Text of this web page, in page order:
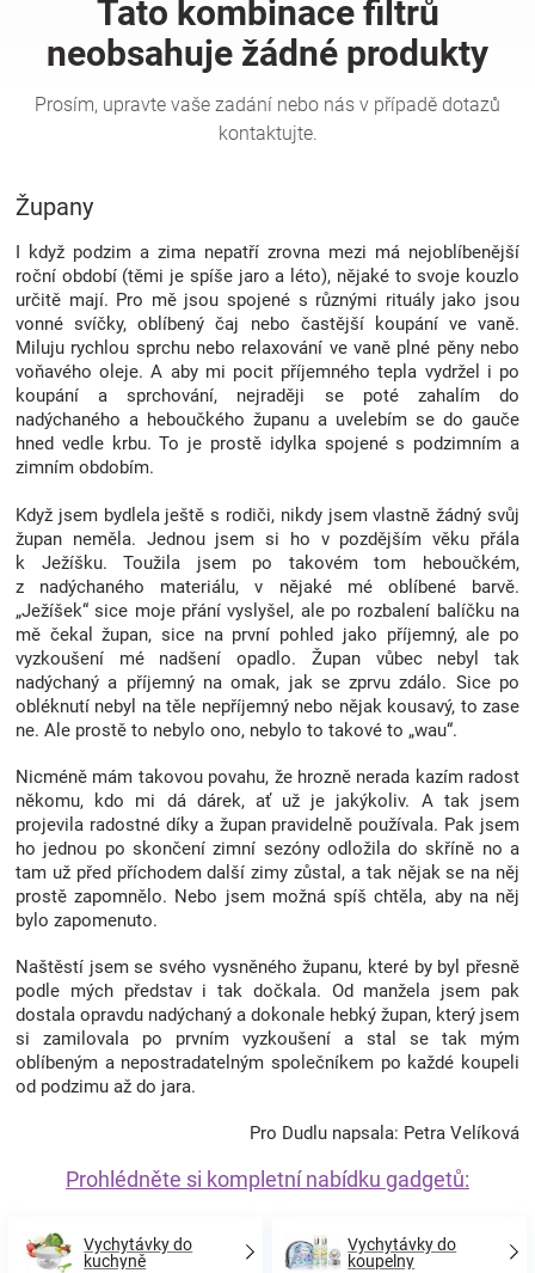
Hračky
pro
děti
Těhotenské
oblečení
Značky
Blog
Hračkářství
Župany
I když podzim a zima nepatří zrovna mezi má nejoblíbenější
roční období (těmi je spíše jaro a léto), nějaké to svoje kouzlo
určitě mají. Pro mě jsou spojené s různými rituály jako jsou
vonné svíčky, oblíbený čaj nebo častější koupání ve vaně.
Miluju rychlou sprchu nebo relaxování ve vaně plné pěny nebo
voňavého oleje. A aby mi pocit příjemného tepla vydržel i po
koupání a sprchování, nejraději se poté zahalím do
nadýchaného a heboučkého županu a uvelebím se do gauče
hned vedle krbu. To je prostě idylka spojené s podzimním a
zimním obdobím.
Když jsem bydlela ještě s rodiči, nikdy jsem vlastně žádný svůj
župan neměla. Jednou jsem si ho v pozdějším věku přála
k Ježíšku. Toužila jsem po takovém tom heboučkém,
z nadýchaného materiálu, v nějaké mé oblíbené barvě.
„Ježíšek“ sice moje přání vyslyšel, ale po rozbalení balíčku na
mě čekal župan, sice na první pohled jako příjemný, ale po
vyzkoušení mé nadšení opadlo. Župan vůbec nebyl tak
nadýchaný a příjemný na omak, jak se zprvu zdálo. Sice po
obléknutí nebyl na těle nepříjemný nebo nějak kousavý, to zase
ne. Ale prostě to nebylo ono, nebylo to takové to „wau“.
Nicméně mám takovou povahu, že hrozně nerada kazím radost
někomu, kdo mi dá dárek, ať už je jakýkoliv. A tak jsem
projevila radostné díky a župan pravidelně používala. Pak jsem
ho jednou po skončení zimní sezóny odložila do skříně no a
tam už před příchodem další zimy zůstal, a tak nějak se na něj
prostě zapomnělo. Nebo jsem možná spíš chtěla, aby na něj
bylo zapomenuto.
Naštěstí jsem se svého vysněného županu, které by byl přesně
podle mých představ i tak dočkala. Od manžela jsem pak
dostala opravdu nadýchaný a dokonale hebký župan, který jsem
si zamilovala po prvním vyzkoušení a stal se tak mým
oblíbeným a nepostradatelným společníkem po každé koupeli
od podzimu až do jara.
Pro Dudlu napsala: Petra Velíková
Prohlédněte si kompletní nabídku gadgetů:
Vychytávky do
kuchyně
Vychytávky do
koupelny